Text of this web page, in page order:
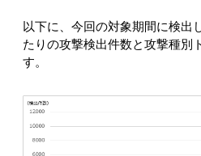
以下に、今回の対象期間に検出
たりの攻撃検出件数と攻撃種別
す。